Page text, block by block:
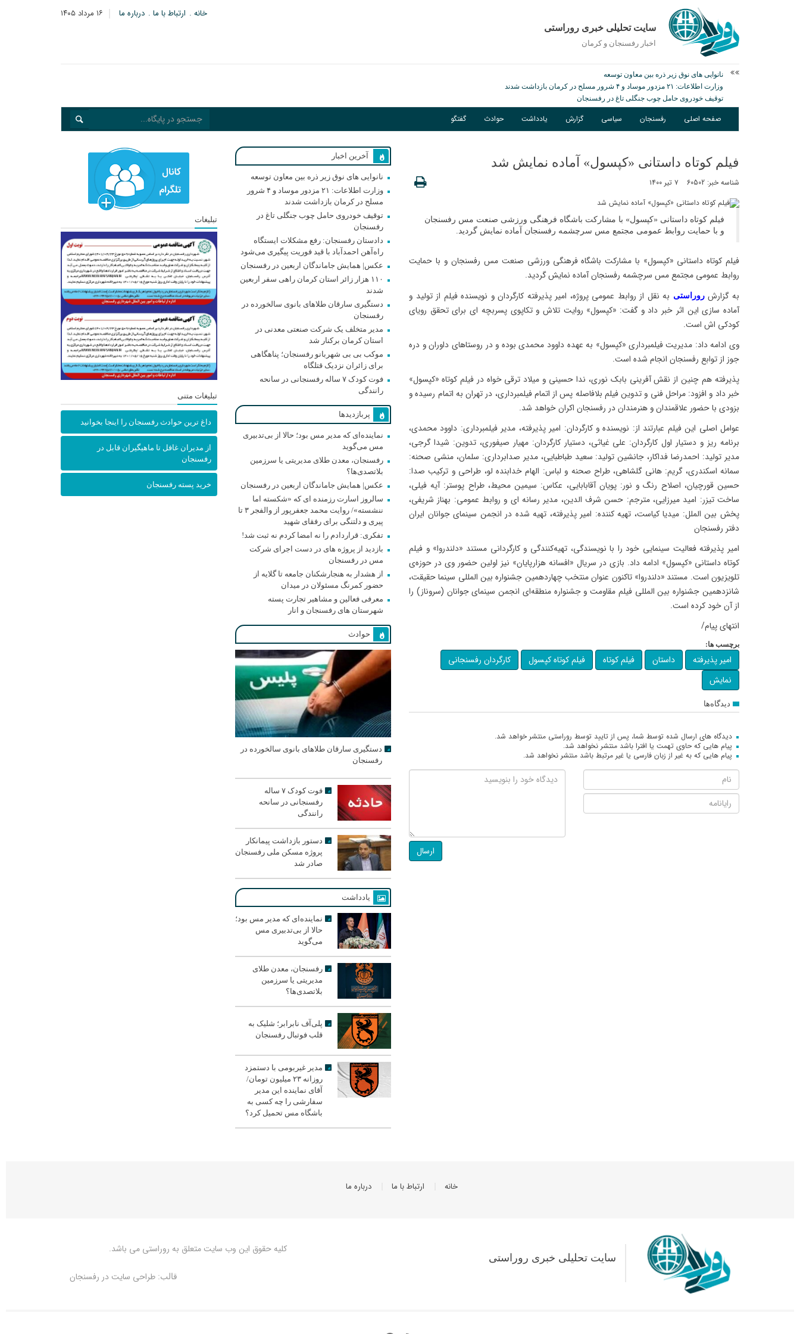
۱۶ مرداد ۱۴۰۵ خانه ارتباط با ما درباره ما
سایت تحلیلی خبری روراستی
اخبار رفسنجان و كرمان
نانوایی های نوق زیر ذره بین معاون توسعه
وزارت اطلاعات: ۲۱ مزدور موساد و ۴ شرور مسلح در کرمان بازداشت شدند
توقیف خودروی حامل چوب جنگلی تاغ در رفسنجان
صفحه اصلی رفسنجان سیاسی گزارش یادداشت حوادث گفتگو
فیلم کوتاه داستانی «کپسول» آماده نمایش شد
شناسه خبر: 60502 ۷ تیر ۱۴۰۰
فیلم کوتاه داستانی «کپسول» با مشارکت باشگاه فرهنگی ورزشی صنعت مس رفسنجان
و با حمایت روابط عمومی مجتمع مس سرچشمه رفسنجان آماده نمایش گردید.
فیلم کوتاه داستانی «کپسول» با مشارکت باشگاه فرهنگی ورزشی صنعت مس رفسنجان و با حمایت
روابط عمومی مجتمع مس سرچشمه رفسنجان آماده نمایش گردید.
به گزارشروراستی به نقل از روابط عمومی پروژه، امیر پذیرفته کارگردان و نویسنده فیلم از تولید و
آماده سازی این اثر خبر داد و گفت: «کپسول» روایت تلاش و تکاپوی پسربچه ای برای تحقق رویای
کودکی اش است.
وی ادامه داد: مدیریت فیلمبرداری «کپسول» به عهده داوود محمدی بوده و در روستاهای داوران و دره
جوز از توابع رفسنجان انجام شده است.
پذیرفته هم چنین از نقش آفرینی بابک نوری، ندا حسینی و میلاد ترقی خواه در فیلم کوتاه «کپسول»
خبر داد و افزود: مراحل فنی و تدوین فیلم بلافاصله پس از اتمام فیلمبرداری، در تهران به اتمام رسیده و
بزودی با حضور علاقمندان و هنرمندان در رفسنجان اکران خواهد شد.
عوامل اصلی این فیلم عبارتند از: نویسنده و کارگردان: امیر پذیرفته، مدیر فیلمبرداری: داوود محمدی،
برنامه ریز و دستیار اول کارگردان: علی غیاثی، دستیار کارگردان: مهیار صیفوری، تدوین: شیدا گرجی،
مدیر تولید: احمدرضا فداکار، جانشین تولید: سعید طباطبایی، مدیر صدابرداری: سلمان، منشی صحنه:
سمانه اسکندری، گریم: هانی گلشاهی، طراح صحنه و لباس: الهام خدابنده لو، طراحی و ترکیب صدا:
حسین قورچیان، اصلاح رنگ و نور: پویان آقابابایی، عکاس: سیمین محیط، طراح پوستر: آیه فیلی،
ساخت تیزر: امید میرزایی، مترجم: حسن شرف الدین، مدیر رسانه ای و روابط عمومی: بهناز شریفی،
پخش بین الملل: میدیا کیاست، تهیه کننده: امیر پذیرفته، تهیه شده در انجمن سینمای جوانان ایران
دفتر رفسنجان
امیر پذیرفته فعالیت سینمایی خود را با نویسندگی، تهیه‌کنندگی و کارگردانی مستند «دلندروا» و فیلم
کوتاه داستانی «کپسول» ادامه داد. بازی در سریال «افسانه هزارپایان» نیز اولین حضور وی در حوزه‌ی
تلویزیون است. مستند «دلندروا» تاکنون عنوان منتخب چهاردهمین جشنواره بین المللی سینما حقیقت،
شانزدهمین جشنواره بین المللی فیلم مقاومت و جشنواره منطقه‌ای انجمن سینمای جوانان (سروناز) را
از آن خود کرده است.
انتهای پیام/
برچسب ها:
امیر پذیرفته داستان فیلم کوتاه فیلم کوتاه کپسول
کارگردان رفسنجانی
نمایش
دیدگاه‌ها
دیدگاه های ارسال شده توسط شما، پس از تایید توسط روراستی منتشر خواهد شد.
پیام هایی که حاوی تهمت یا افترا باشد منتشر نخواهد شد.
پیام هایی که به غیر از زبان فارسی یا غیر مرتبط باشد منتشر نخواهد شد.
ارسال
آخرین اخبار
نانوایی های نوق زیر ذره بین معاون توسعه
وزارت اطلاعات: ۲۱ مزدور موساد و ۴ شرور
مسلح در کرمان بازداشت شدند
توقیف خودروی حامل چوب جنگلی تاغ در
رفسنجان
دادستان رفسنجان: رفع مشکلات ایستگاه
راه‌آهن احمدآباد با قید فوریت پیگیری می‌شود
عکس| همایش جاماندگان اربعین در رفسنجان
۱۱۰ هزار زائر استان کرمان راهی سفر اربعین
شدند
دستگیری سارقان طلاهای بانوی سالخورده در
رفسنجان
مدیر متخلف یک شرکت صنعتی معدنی در
استان کرمان برکنار شد
موکب بی بی شهربانو رفسنجان؛ پناهگاهی
برای زائران نزدیک قتلگاه
فوت کودک ۷ ساله رفسنجانی در سانحه
رانندگی
پربازدیدها
نماینده‌ای که مدیر مس بود؛ حالا از بی‌تدبیری
مس می‌گوید
رفسنجان، معدن طلای مدیریتی یا سرزمین
بلاتصدی‌ها؟
عکس| همایش جاماندگان اربعین در رفسنجان
سالروز اسارت رزمنده ای که «شکسته اما
ننشسته»/ روایت محمد جعفرپور از والفجر ۳ تا
پیری و دلتنگی برای رفقای شهید
تفکری: قراردادم را نه امضا کردم نه ثبت شد!
بازدید از پروژه های در دست اجرای شرکت
مس در رفسنجان
از هشدار به هنجارشکنان جامعه تا گلایه از
حضور کمرنگ مسئولان در میدان
معرفی فعالین و مشاهیر تجارت پسته
شهرستان های رفسنجان و انار
حوادث
دستگیری سارقان طلاهای بانوی سالخورده در
رفسنجان
فوت کودک ۷ ساله
رفسنجانی در سانحه
رانندگی
دستور بازداشت پیمانکار
پروژه مسکن ملی رفسنجان
صادر شد
یادداشت
نماینده‌ای که مدیر مس بود؛
حالا از بی‌تدبیری مس
می‌گوید
رفسنجان، معدن طلای
مدیریتی یا سرزمین
بلاتصدی‌ها؟
پلی‌آف نابرابر؛ شلیک به
قلب فوتبال رفسنجان
مدیر غیربومی با دستمزد
روزانه ۲۳ میلیون تومان/
آقای نماینده این مدیر
سفارشی را چه کسی به
باشگاه مس تحمیل کرد؟
تبلیغات
تبلیغات متنی
داغ ترین حوادث رفسنجان را اینجا بخوانید
از مدیران غافل تا ماهیگیران قابل در
رفسنجان
خرید پسته رفسنجان
خانه ارتباط با ما درباره ما
سایت تحلیلی خبری روراستی
کلیه حقوق این وب سایت متعلق به روراستی می باشد.
قالب: طراحی سایت در رفسنجان